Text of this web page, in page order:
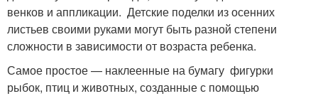
венков и аппликации. Детские поделки из осенних
листьев своими руками могут быть разной степени
сложности в зависимости от возраста ребенка.
Самое простое — наклеенные на бумагу фигурки
рыбок, птиц и животных, созданные с помощью